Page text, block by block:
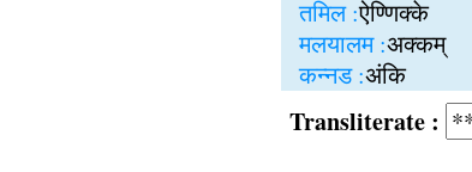
तमिल :ऐण्णिक्के
मलयालम :अक्कम्
कन्नड :अंकि
Transliterate :